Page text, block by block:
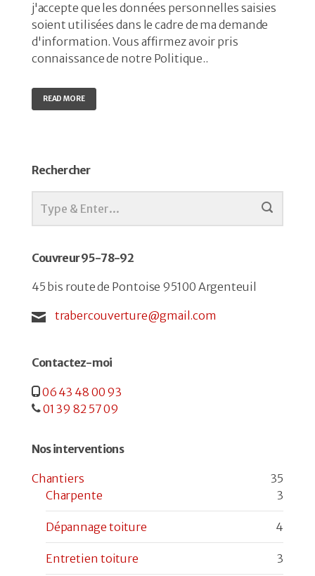
j'accepte que les données personnelles saisies
soient utilisées dans le cadre de ma demande
d'information. Vous affirmez avoir pris
connaissance de notre Politique..
READ MORE
Rechercher
Couvreur 95-78-92
45 bis route de Pontoise 95100 Argenteuil
trabercouverture@gmail.com
Contactez-moi
06 43 48 00 93
01 39 82 57 09
Nos interventions
Chantiers
35
Charpente
3
Dépannage toiture 4
Entretien toiture 3